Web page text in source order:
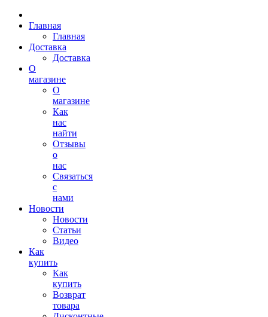
Главная
Главная
Доставка
Доставка
О
магазине
О
магазине
Как
нас
найти
Отзывы
о
нас
Связаться
с
нами
Новости
Новости
Статьи
Видео
Как
купить
Как
купить
Возврат
товара